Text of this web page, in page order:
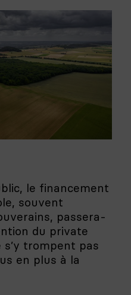
le financement
souvent
passera-
du private
trompent pas
en plus à la